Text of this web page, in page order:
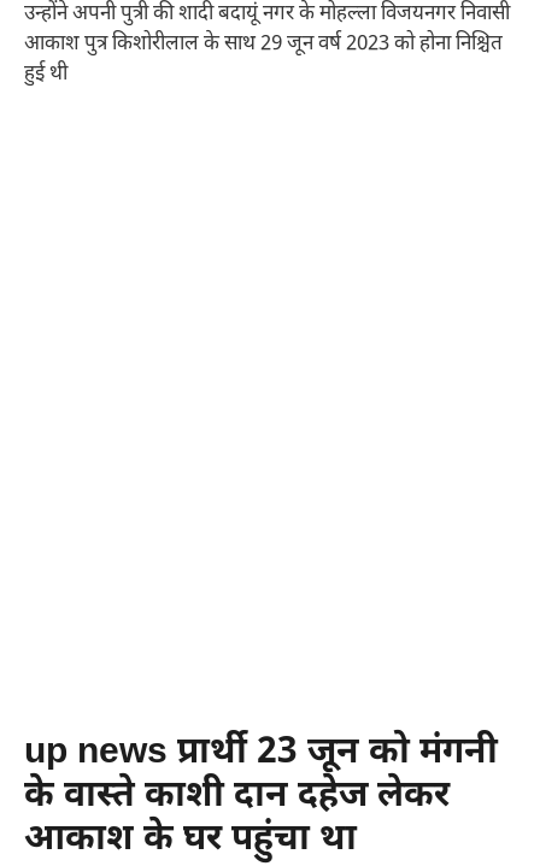
उन्होंने अपनी पुत्री की शादी बदायूं नगर के मोहल्ला विजयनगर निवासी
आकाश पुत्र किशोरीलाल के साथ 29 जून वर्ष 2023 को होना निश्चित
हुई थी
up news प्रार्थी 23 जून को मंगनी
के वास्ते काशी दान दहेज लेकर
आकाश के घर पहुंचा था